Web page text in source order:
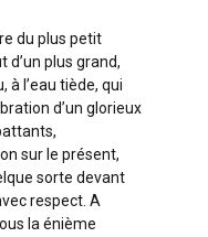
du plus petit
plus grand,
à l’eau tiède, qui
d’un glorieux
sur le présent,
sorte devant
respect. A
la énième